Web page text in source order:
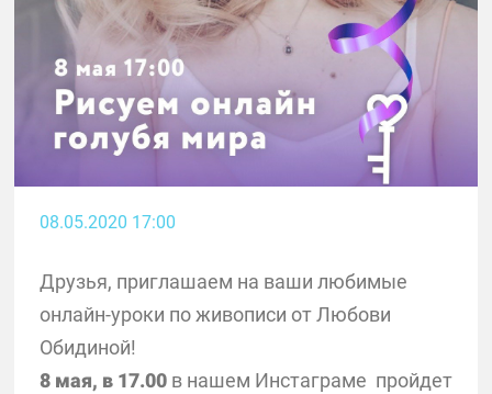
08.05.2020 17:00
Друзья, приглашаем на ваши любимые
онлайн-уроки по живописи от Любови
Обидиной! ⠀
8 мая, в 17.00в нашем Инстаграме пройдет